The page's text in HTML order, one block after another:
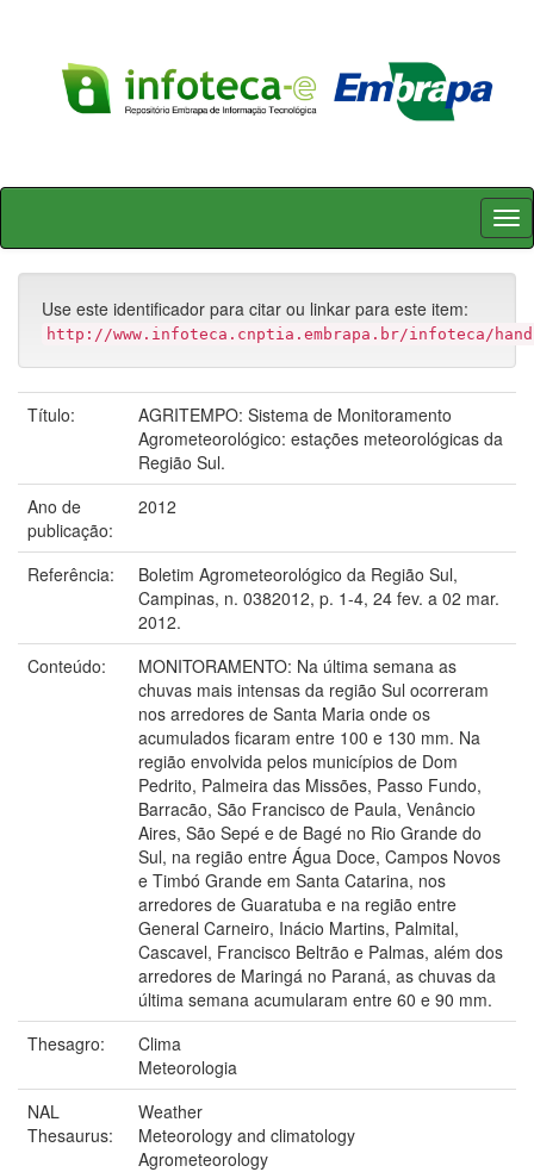
Skip
Use este identificador para citar ou linkar para este item:
http://www.infoteca.cnptia.embrapa.br/infoteca/
Título:
AGRITEMPO: Sistema de Monitoramento
Agrometeorológico: estações meteorológicas da
Região Sul.
Ano de
publicação:
2012
Referência:
Boletim Agrometeorológico da Região Sul,
Campinas, n. 0382012, p. 1-4, 24 fev. a 02 mar.
2012.
Conteúdo:
MONITORAMENTO: Na última semana as
chuvas mais intensas da região Sul ocorreram
nos arredores de Santa Maria onde os
acumulados ficaram entre 100 e 130 mm. Na
região envolvida pelos municípios de Dom
Pedrito, Palmeira das Missões, Passo Fundo,
Barracão, São Francisco de Paula, Venâncio
Aires, São Sepé e de Bagé no Rio Grande do
Sul, na região entre Água Doce, Campos Novos
e Timbó Grande em Santa Catarina, nos
arredores de Guaratuba e na região entre
General Carneiro, Inácio Martins, Palmital,
Cascavel, Francisco Beltrão e Palmas, além dos
arredores de Maringá no Paraná, as chuvas da
última semana acumularam entre 60 e 90 mm.
Thesagro:
Clima
Meteorologia
NAL
Thesaurus:
Weather
Meteorology and climatology
Agrometeorology